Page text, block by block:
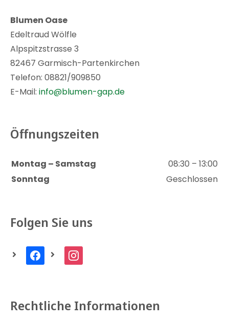
Blumen Oase
Edeltraud Wölfle
Alpspitzstrasse 3
82467 Garmisch-Partenkirchen
Telefon: 08821/909850
E-Mail: info@blumen-gap.de
Öffnungszeiten
Montag – Samstag
08:30 – 13:00
Sonntag
Geschlossen
Folgen Sie uns
facebook instagram
Rechtliche Informationen